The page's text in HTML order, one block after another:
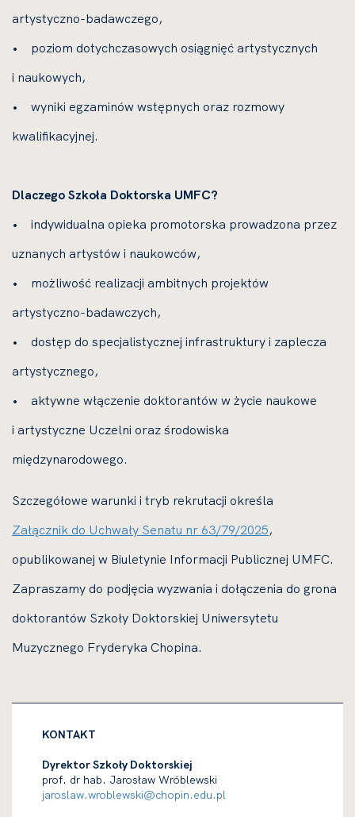
artystyczno-badawczego,
• poziom dotychczasowych osiągnięć artystycznych
i naukowych,
• wyniki egzaminów wstępnych oraz rozmowy
kwalifikacyjnej.
Dlaczego Szkoła Doktorska UMFC?
• indywidualna opieka promotorska prowadzona przez
uznanych artystów i naukowców,
• możliwość realizacji ambitnych projektów
artystyczno-badawczych,
• dostęp do specjalistycznej infrastruktury i zaplecza
artystycznego,
• aktywne włączenie doktorantów w życie naukowe
i artystyczne Uczelni oraz środowiska
międzynarodowego.
Szczegółowe warunki i tryb rekrutacji określa
Załącznik do Uchwały Senatu nr 63/79/2025,
opublikowanej w Biuletynie Informacji Publicznej UMFC.
Zapraszamy do podjęcia wyzwania i dołączenia do grona
doktorantów Szkoły Doktorskiej Uniwersytetu
Muzycznego Fryderyka Chopina.
KONTAKT
Dyrektor Szkoły Doktorskiej
prof. dr hab. Jarosław Wróblewski
jaroslaw.wroblewski@chopin.edu.pl